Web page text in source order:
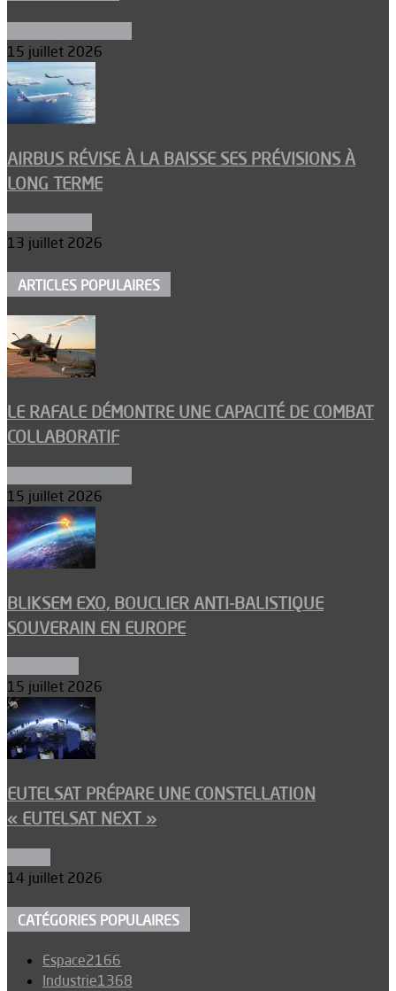
15 juillet 2026
AIRBUS RÉVISE À LA BAISSE SES PRÉVISIONS À
LONG TERME
13 juillet 2026
ARTICLES POPULAIRES
LE RAFALE DÉMONTRE UNE CAPACITÉ DE COMBAT
COLLABORATIF
15 juillet 2026
BLIKSEM EXO, BOUCLIER ANTI-BALISTIQUE
SOUVERAIN EN EUROPE
15 juillet 2026
EUTELSAT PRÉPARE UNE CONSTELLATION
« EUTELSAT NEXT »
14 juillet 2026
CATÉGORIES POPULAIRES
Espace2166
Industrie1368